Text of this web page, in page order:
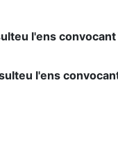
l'ens convocant
l'ens